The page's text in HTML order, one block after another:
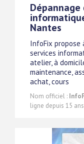
Nantes
InfoFix propose
services
atelier, à
maintenance,
achat, cours
Nom officiel :
ligne depuis 15